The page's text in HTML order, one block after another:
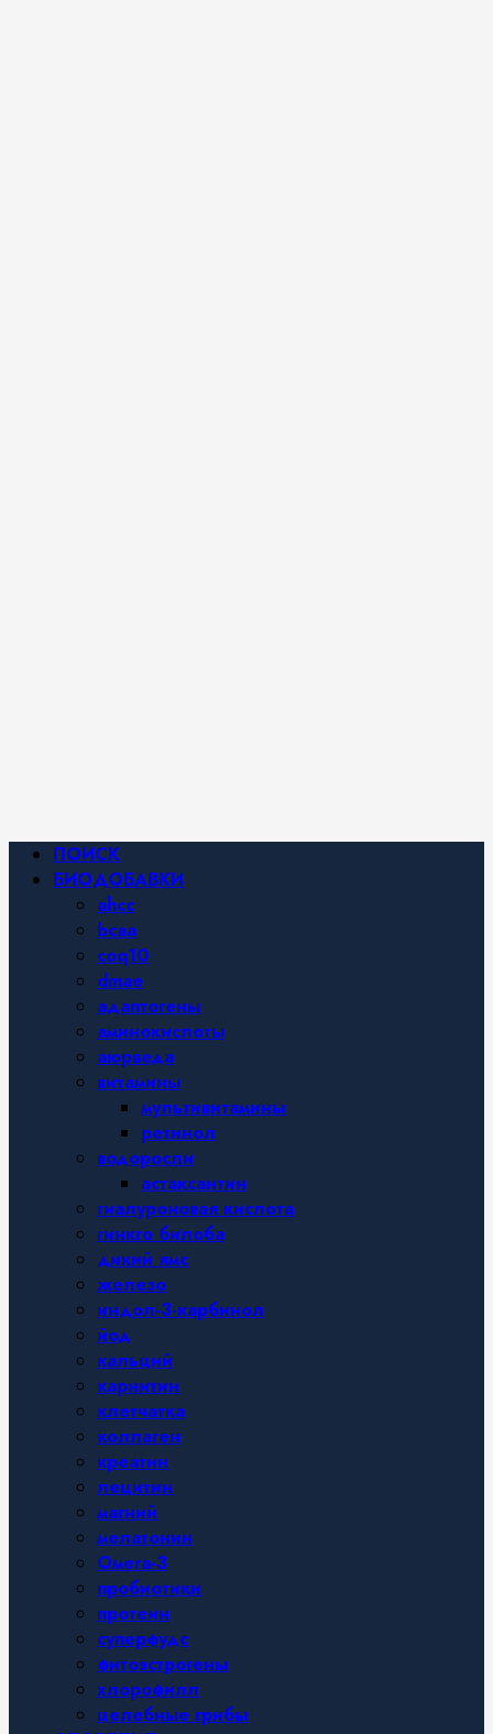
Основное
меню
ПОИСК
БИОДОБАВКИ
ahcc
bcaa
coq10
dmae
адаптогены
аминокислоты
аюрведа
витамины
мультивитамины
ретинол
водоросли
астаксантин
гиалуроновая кислота
гинкго билоба
дикий ямс
железо
индол-3-карбинол
йод
кальций
карнитин
клетчатка
коллаген
креатин
лецитин
магний
мелатонин
Омега-3
пробиотики
протеин
суперфудс
фитоэстрогены
хлорофилл
целебные грибы